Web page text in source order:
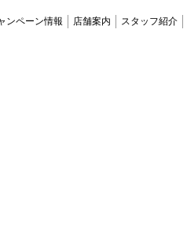
ンペーン情報 店舗案内 スタッフ紹介